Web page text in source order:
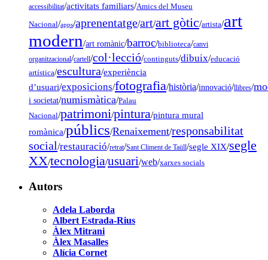
accessibilitat/activitats familiars/Amics del Museu
Nacional/apps/aprenentatge/art/art gòtic/artista/art
modern/art romànic/barroc/biblioteca/canvi
organitzacional/cartell/col·lecció/continguts/dibuix/educació
artística/escultura/experiència
d’usuari/exposicions/fotografia/història/innovació/llibres/
i societat/numismàtica/Palau
Nacional/patrimoni/pintura/pintura mural
romànica/públics/Renaixement/responsabilitat
social/restauració/retrat/Sant Climent de Taüll/segle XIX/segle
XX/tecnologia/usuari/web/xarxes socials
Autors
Adela Laborda
Albert Estrada-Rius
Àlex Mitrani
Àlex Masalles
Alícia Cornet